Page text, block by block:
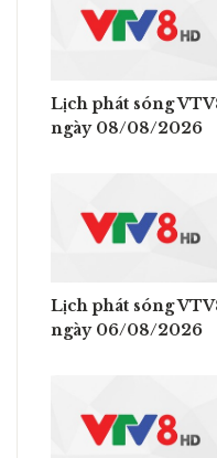
Lịch phát sóng
ngày 08/08/2026
Lịch phát sóng
ngày 06/08/2026